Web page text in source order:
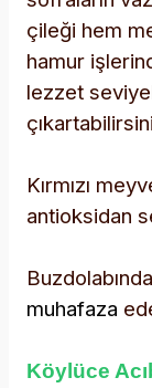
çileği hem
hamur
lezzet
Kırmızı
antioksidan
muhafaza
Köylüce